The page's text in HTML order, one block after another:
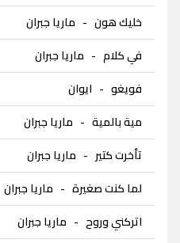
خليك هون - ماريا جبران
في كلام - ماريا جبران
فويغو - ايوان
مية بالمية - ماريا جبران
تأخرت كتير - ماريا جبران
لما كنت صغيرة - ماريا جبران
اتركني وروح - ماريا جبران